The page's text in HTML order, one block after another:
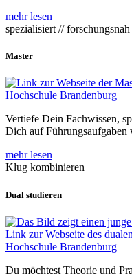
mehr lesen
spezialisiert //
Master
Vertiefe Dein Fachwissen,
Dich auf
mehr lesen
Klug kombinieren
Dual studieren
Du möchtest Theorie und